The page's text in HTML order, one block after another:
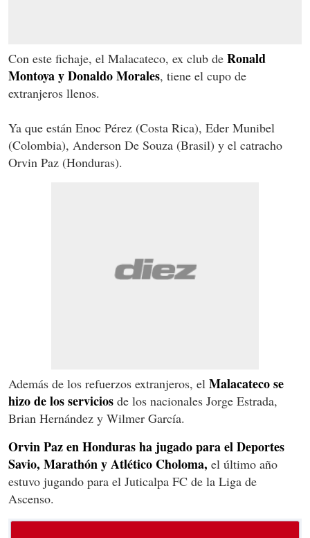
Con este fichaje, el Malacateco, ex club de Ronald
Montoya y Donaldo Morales, tiene el cupo de
extranjeros llenos.
Ya que están Enoc Pérez (Costa Rica), Eder Munibel
(Colombia), Anderson De Souza (Brasil) y el catracho
Orvin Paz (Honduras).
Además de los refuerzos extranjeros, el Malacateco se
hizo de los servicios de los nacionales Jorge Estrada,
Brian Hernández y Wilmer García.
Orvin Paz en Honduras ha jugado para el Deportes
Savio, Marathón y Atlético Choloma, el último año
estuvo jugando para el Juticalpa FC de la Liga de
Ascenso.